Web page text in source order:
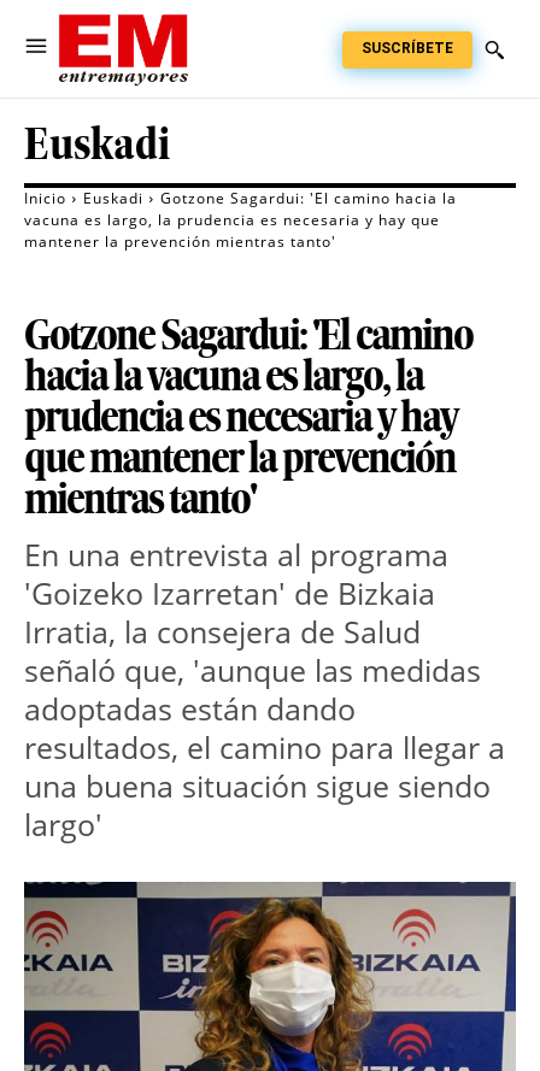
SUSCRÍBETE
Euskadi
Inicio Euskadi
Gotzone Sagardui: 'El camino hacia la
vacuna es largo, la prudencia es necesaria y hay que
mantener la prevención mientras tanto'
Gotzone Sagardui: 'El camino
hacia la vacuna es largo, la
prudencia es necesaria y hay
que mantener la prevención
mientras tanto'
En una entrevista al programa
'Goizeko Izarretan' de Bizkaia
Irratia, la consejera de Salud
señaló que, 'aunque las medidas
adoptadas están dando
resultados, el camino para llegar a
una buena situación sigue siendo
largo'